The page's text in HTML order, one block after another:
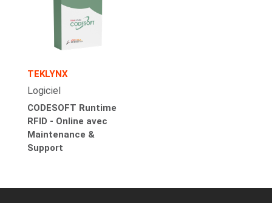
TEKLYNX
Logiciel
CODESOFT Runtime
RFID - Online avec
Maintenance &
Support